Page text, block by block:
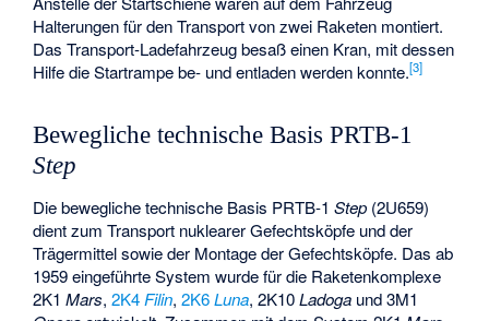
Halterungen für den Transport von zwei Raketen montiert.
Das Transport-Ladefahrzeug besaß einen Kran, mit dessen
Hilfe die Startrampe be- und entladen werden konnte.[3]
Bewegliche technische Basis PRTB-1
Step
Die bewegliche technische Basis PRTB-1Step (2U659)
dient zum Transport nuklearer Gefechtsköpfe und der
Trägermittel sowie der Montage der Gefechtsköpfe. Das ab
1959 eingeführte System wurde für die Raketenkomplexe
2K1Mars,2K4Filin,2K6Luna,2K10Ladoga und3M1